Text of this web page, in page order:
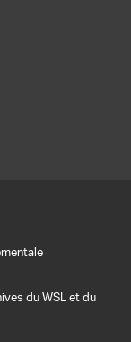
du WSL et du